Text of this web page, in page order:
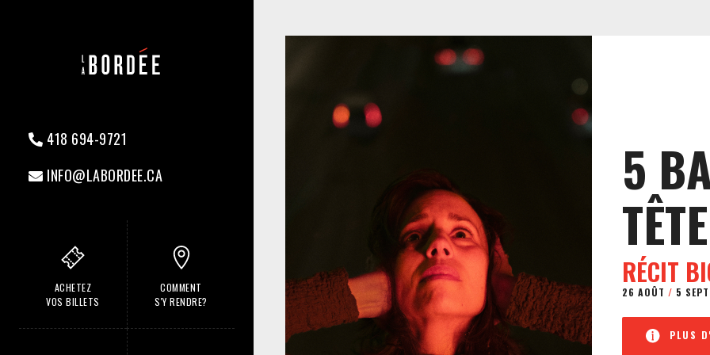
418 694-9721
INFO@LABORDEE.CA
ACHETEZ
VOS BILLETS
COMMENT
S'Y RENDRE?
5
TÊTE
RÉCIT
26 AOÛT / 5
PLUS